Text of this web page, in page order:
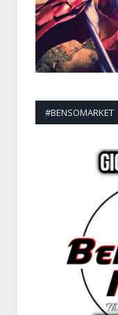
#BENSOMARKET